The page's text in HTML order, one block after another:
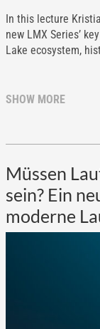
In this lecture
new LMX Series’
Lake ecosystem,
SHOW MORE
Müssen
sein? Ein
moderne